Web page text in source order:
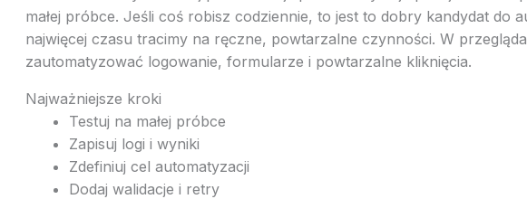
małej próbce. Jeśli coś robisz codziennie, to jest to dobry kandydat do
najwięcej czasu tracimy na ręczne, powtarzalne czynności. W
zautomatyzować logowanie, formularze i powtarzalne kliknięcia.
Najważniejsze kroki
Testuj na małej próbce
Zapisuj logi i wyniki
Zdefiniuj cel automatyzacji
Dodaj walidacje i retry